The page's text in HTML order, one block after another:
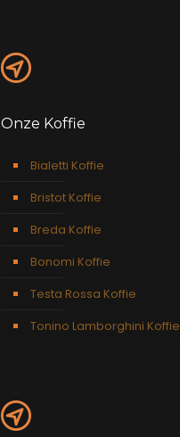
Onze Koffie
Bialetti Koffie
Bristot Koffie
Breda Koffie
Bonomi Koffie
Testa Rossa Koffie
Tonino Lamborghini Koffie